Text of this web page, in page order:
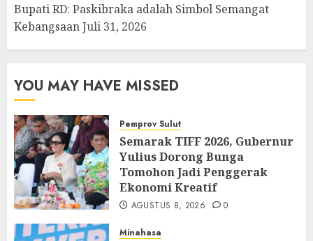
Bupati RD: Paskibraka adalah Simbol Semangat
KebangsaanJuli 31, 2026
YOU MAY HAVE MISSED
Pemprov Sulut
Semarak TIFF 2026, Gubernur
Yulius Dorong Bunga
Tomohon Jadi Penggerak
Ekonomi Kreatif
AGUSTUS 8, 2026 0
Minahasa